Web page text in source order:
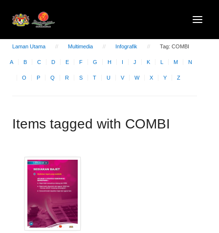
Laman Utama Multimedia Infografik Tag: COMBI
A B C D E F G H I J K L M N
O P Q R S T U V W X Y Z
Items tagged with COMBI